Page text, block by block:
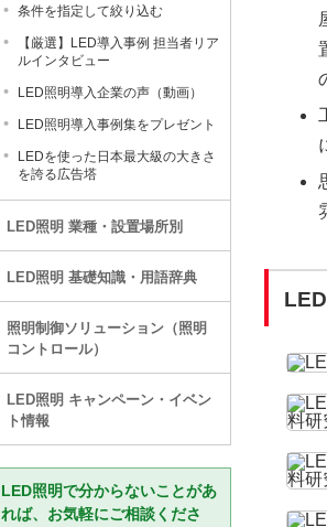
条件を指定して絞り込む
【厳選】LED導入事例 担当者リア
ルインタビュー
LED照明導入企業の声（動画）
LED照明導入事例集をプレゼント
LEDを使った日本最大級の大きさ
を誇る広告塔
LED照明 業種・設置場所別
LED照明 基礎知識・用語辞典
照明制御ソリューション（照明
コントロール）
LED照明 キャンペーン・イベン
ト情報
LED照明で分からないことがあ
れば、お気軽にご相談くださ